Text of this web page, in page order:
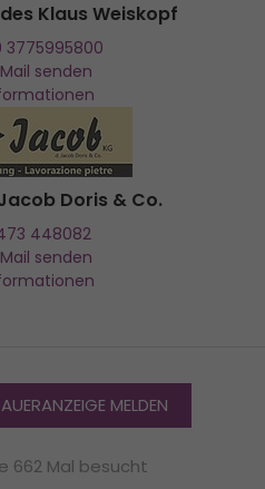
Klaus Weiskopf
3775995800
senden
Doris & Co.
448082
senden
MELDEN
662 Mal besucht